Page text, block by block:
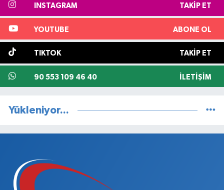
INSTAGRAM TAKIP ET
YOUTUBE ABONE OL
TIKTOK TAKIP ET
90 553 109 46 40 İLETIŞIM
Yükleniyor...